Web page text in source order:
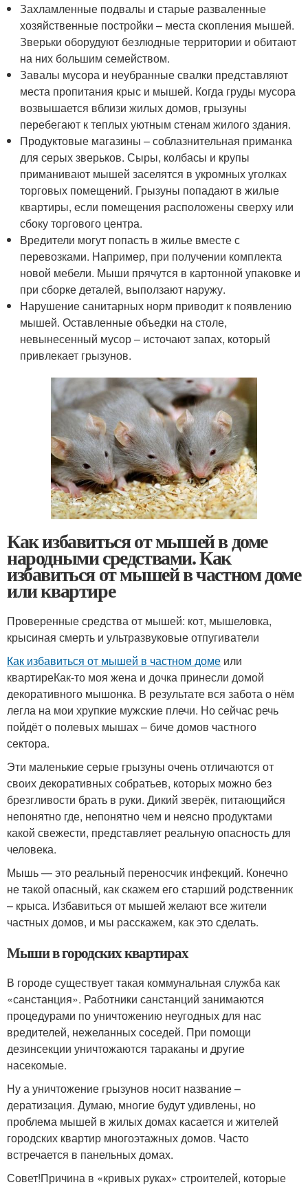
Захламленные подвалы и старые разваленные
хозяйственные постройки – места скопления мышей.
Зверьки оборудуют безлюдные территории и обитают
на них большим семейством.
Завалы мусора и неубранные свалки представляют
места пропитания крыс и мышей. Когда груды мусора
возвышается вблизи жилых домов, грызуны
перебегают к теплых уютным стенам жилого здания.
Продуктовые магазины – соблазнительная приманка
для серых зверьков. Сыры, колбасы и крупы
приманивают мышей заселятся в укромных уголках
торговых помещений. Грызуны попадают в жилые
квартиры, если помещения расположены сверху или
сбоку торгового центра.
Вредители могут попасть в жилье вместе с
перевозками. Например, при получении комплекта
новой мебели. Мыши прячутся в картонной упаковке и
при сборке деталей, выползают наружу.
Нарушение санитарных норм приводит к появлению
мышей. Оставленные объедки на столе,
невынесенный мусор – источают запах, который
привлекает грызунов.
Как избавиться от мышей в доме
народными средствами. Как
избавиться от мышей в частном доме
или квартире
Проверенные средства от мышей: кот, мышеловка,
крысиная смерть и ультразвуковые отпугиватели
Как избавиться от мышей в частном доме или
квартиреКак-то моя жена и дочка принесли домой
декоративного мышонка. В результате вся забота о нём
легла на мои хрупкие мужские плечи. Но сейчас речь
пойдёт о полевых мышах – биче домов частного
сектора.
Эти маленькие серые грызуны очень отличаются от
своих декоративных собратьев, которых можно без
брезгливости брать в руки. Дикий зверёк, питающийся
непонятно где, непонятно чем и неясно продуктами
какой свежести, представляет реальную опасность для
человека.
Мышь — это реальный переносчик инфекций. Конечно
не такой опасный, как скажем его старший родственник
– крыса. Избавиться от мышей желают все жители
частных домов, и мы расскажем, как это сделать.
Мыши в городских квартирах
В городе существует такая коммунальная служба как
«санстанция». Работники санстанций занимаются
процедурами по уничтожению неугодных для нас
вредителей, нежеланных соседей. При помощи
дезинсекции уничтожаются тараканы и другие
насекомые.
Ну а уничтожение грызунов носит название –
дератизация. Думаю, многие будут удивлены, но
проблема мышей в жилых домах касается и жителей
городских квартир многоэтажных домов. Часто
встречается в панельных домах.
Совет!Причина в «кривых руках» строителей, которые